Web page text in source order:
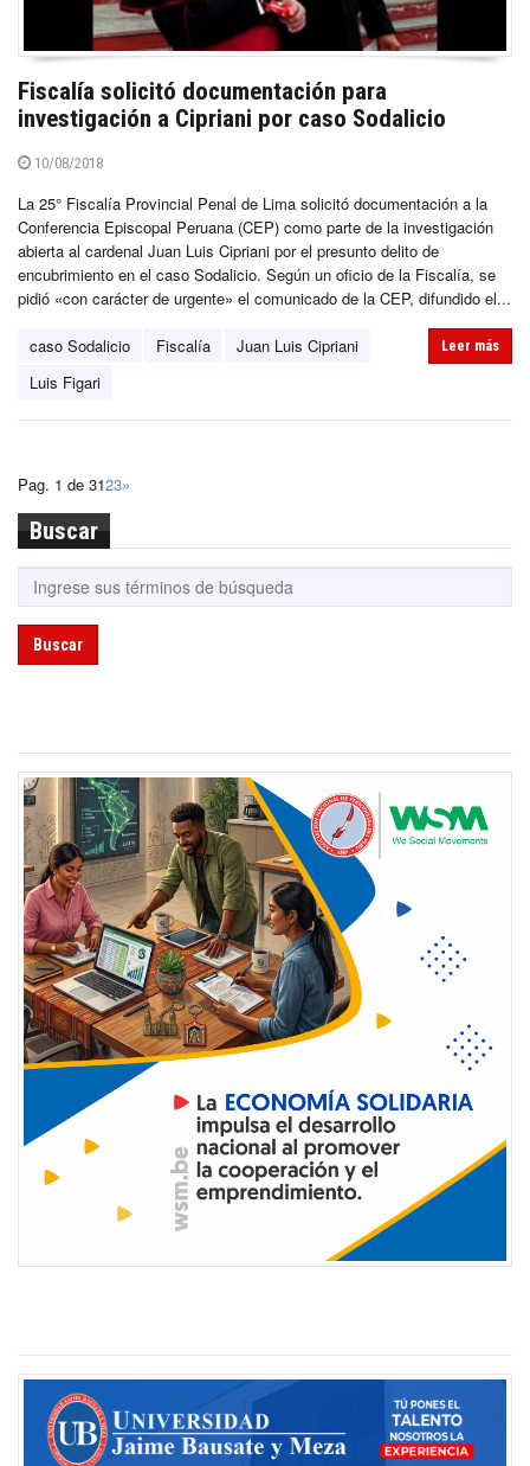
Fiscalía solicitó documentación para
investigación a Cipriani por caso Sodalicio
10/08/2018
La 25° Fiscalía Provincial Penal de Lima solicitó documentación a la
Conferencia Episcopal Peruana (CEP) como parte de la investigación
abierta al cardenal Juan Luis Cipriani por el presunto delito de
encubrimiento en el caso Sodalicio. Según un oficio de la Fiscalía, se
pidió «con carácter de urgente» el comunicado de la CEP, difundido el...
caso Sodalicio Fiscalía
Juan Luis Cipriani
Luis Figari
Leer más
Pag. 1 de 3123»
Buscar
Buscar